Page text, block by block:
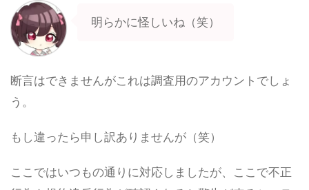
明らかに怪しいね（笑）
断言はできませんがこれは調査用のアカウントでしょ
う。
もし違ったら申し訳ありませんが（笑）
ここではいつもの通りに対応しましたが、ここで不正